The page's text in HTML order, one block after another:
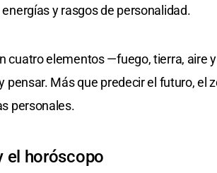
y rasgos de personalidad.
cuatro elementos —fuego, tierra, aire
pensar. Más que predecir el futuro, el
personales.
el horóscopo